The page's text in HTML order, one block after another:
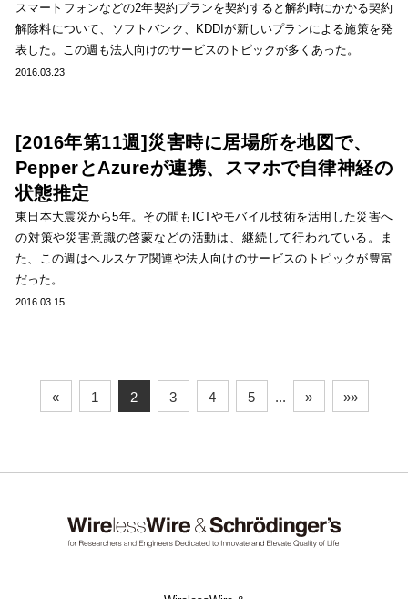
スマートフォンなどの2年契約プランを契約すると解約時にかかる契約
解除料について、ソフトバンク、KDDIが新しいプランによる施策を発
表した。この週も法人向けのサービスのトピックが多くあった。
2016.03.23
[2016年第11週]災害時に居場所を地図で、
PepperとAzureが連携、スマホで自律神経の
状態推定
東日本大震災から5年。その間もICTやモバイル技術を活用した災害へ
の対策や災害意識の啓蒙などの活動は、継続して行われている。ま
た、この週はヘルスケア関連や法人向けのサービスのトピックが豊富
だった。
2016.03.15
« 1 2 3 4 5 ... » »»